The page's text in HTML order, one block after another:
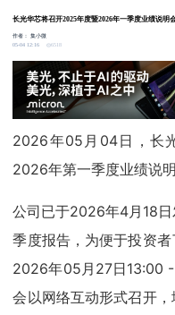
长光华芯将召开2025年度暨2026年一季度业绩说明
作者：集小微
05-04 12:16
6518
2026年05月04日，长
2026年第一季度业绩说明
公司已于2026年4月18
季度报告，为便于投资
2026年05月27日13:00
会以网络互动形式召开